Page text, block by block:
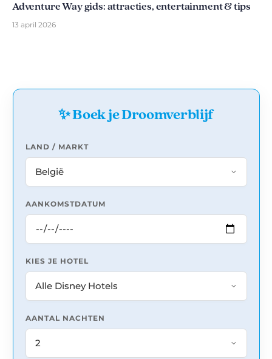
Adventure Way gids: attracties, entertainment & tips
13 april 2026
✨ Boek je Droomverblijf
LAND / MARKT
AANKOMSTDATUM
KIES JE HOTEL
AANTAL NACHTEN